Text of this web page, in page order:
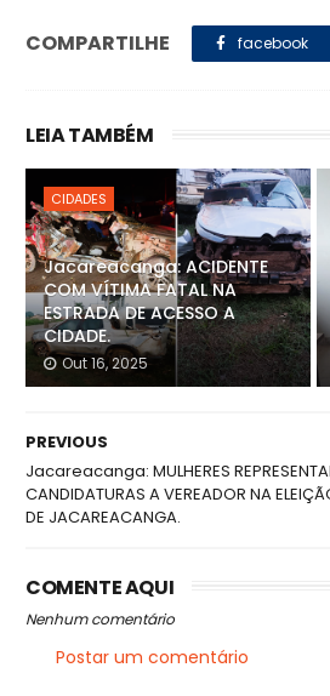
COMPARTILHE facebook
LEIA TAMBÉM
CIDADES
Jacareacanga: ACIDENTE
COM VÍTIMA FATAL NA
ESTRADA DE ACESSO A
CIDADE.
Out 16, 2025
PREVIOUS
Jacareacanga: MULHERES
CANDIDATURAS A VEREADOR NA
DE JACAREACANGA.
COMENTE AQUI
Nenhum comentário
Postar um comentário